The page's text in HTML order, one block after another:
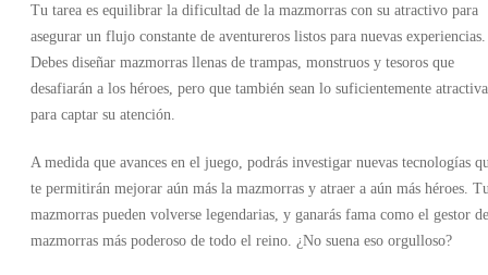
Tu tarea es equilibrar la dificultad de la mazmorras con su atractivo para
asegurar un flujo constante de aventureros listos para nuevas experiencias.
Debes diseñar mazmorras llenas de trampas, monstruos y tesoros que
desafiarán a los héroes, pero que también sean lo suficientemente
para captar su atención.
A medida que avances en el juego, podrás investigar nuevas tecnologías
te permitirán mejorar aún más la mazmorras y atraer a aún más héroes.
mazmorras pueden volverse legendarias, y ganarás fama como el gestor de
mazmorras más poderoso de todo el reino. ¿No suena eso orgulloso?